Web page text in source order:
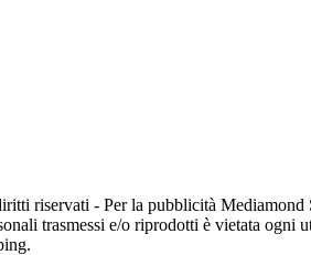
riservati - Per la pubblicità
trasmessi e/o riprodotti è vietata ogni